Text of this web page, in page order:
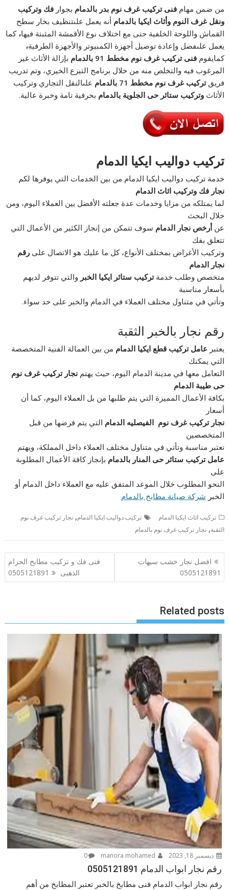
من ضمن مهامفنى تركيب غرف نوم بدر بالدمام بجوار فك وتركيب
ونقل غرف النوم وأثاث ايكيا بالدمامأنه يعمل علىتنظيف بخار سطح
القماش واللوحة الخلفية حتى مع اختلاف نوع الأقمشة المثبتة فيها،كما
يعمل علىفصل وإعادة توصيل أجهزة الكمبيوتر والأجهزة الطرفية،
كمايقومفنى تركيب غرف نوم مخطط 91 بالدمام
بإزالة الأثاث غير
المرغوب فيه والتخلص منه من خلال برنامج التبرع الخيري، وتم تدريب
فريقتركيب غرف نوم مخطط 71 بالدمام
علىالنقل التجاري وتركيب
الأثاثوتركيب ستائر حى الجلوية بالدمام بحرفية تامة وخبرة عالية.
تركيب دواليب ايكيا الدمام
خدمة تركيب دواليب ايكيا الدمام من بين الخدمات التي يوفرها لكم
نجار فك وتركيب اثاث الدمام
لما يمتلكه من مزايا وخدمات عدة جعلته الأفضل بين العملاء اليوم، ومن
خلال البحث
عنأرخص نجار الدمام سوف تتمكن من إنجاز الكثير من الأعمال التي
تتعلق بفك
وتركيب الأغراض بمختلف الأنواع، كل ما عليك هو الاتصال علىرقم
نجار الدمام
متخصص وطلب خدمةتركيب ستائر ايكيا الخبر والتي تتوفر لديهم
بأسعار مناسبة
وتأتي في متناول مختلف العملاء في الدمام والخبر على حد سواء.
رقم نجار بالخبر الثقبة
يعتبر عامل تركيب قطع ايكيا الدمام من بين العمالة الفنية المتخصصة
التي يمكنك
التعامل معها في مدينة الدمام اليوم، حيث يهتمنجار تركيب غرف نوم
حى طيبة الدمام
بكافة الأعمال المميزة التي يتم طلبها من بل العملاء اليوم، كما أن
أسعار
نجار تركيب غرف نوم الفيصليه الدمام التي يتم فرضها من قبل
المتخصصين
تعتبر مناسبة وتأتي في متناول مختلف العملاء داخل المملكة، ويهتم
عامل تركيب ستائر حى المنار بالدمام بإنجاز كافة الأعمال المطلوبة
على
النحو المطلوب خلال الموعد المتفق عليه مع العملاء داخل الدمام أو
الخبر شركة صيانة مطابخ بالدمام
تركيب اثاث ايكيا الدمام تركيب دواليب ايكيا الدمام,نجار ‏تركيب غرف نوم
الثقبة,نجار تركيب غرف نوم بالدمام
تصفّح
المقالات
افضل نجار خشب سيهات
0505121891
فنى فك و تركيب مطابخ الحزام
الذهبى 0505121891
Related posts
ديسمبر 18, 2023 0
رقم نجار ابواب الدمام 0505121891
رقم نجار ابواب الدمام فنى مطابخ بالخبر تعتبر المطابخ من أهم